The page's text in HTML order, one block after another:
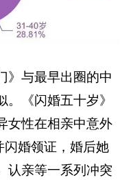
》与最早出圈的中
《闪婚五十岁》
女性在相亲中意外
闪婚领证，婚后她
认亲等一系列冲突